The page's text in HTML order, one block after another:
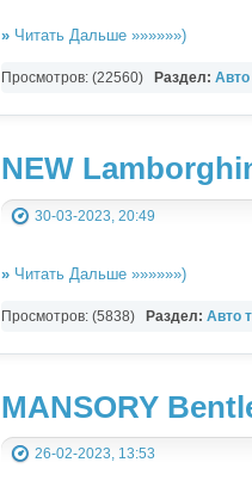
»Читать Дальше »»»»»»)
Просмотров: (22560) Раздел: Авто
NEW
30-03-2023, 20:49
»Читать Дальше »»»»»»)
Просмотров: (5838) Раздел: Авто
MANSORY
26-02-2023, 13:53